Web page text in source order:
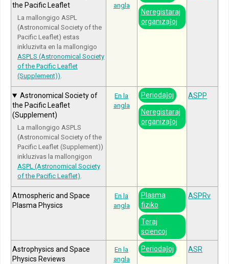
the Pacific Leaflet
La mallongigo ASPL
(Astronomical Society of the
Pacific Leaflet) estas
inkluzivita en la mallongigo
ASPLS (Astronomical Society
of the Pacific Leaflet
(Supplement))
angla
Neregistaraj
organizaĵoj
Astronomical Society of
the Pacific Leaflet
(Supplement)
La mallongigo ASPLS
(Astronomical Society of the
Pacific Leaflet (Supplement))
inkluzivas la mallongigon
ASPL (Astronomical Society
of the Pacific Leaflet).
En la
angla
Periodaĵoj
Neregistaraj
organizaĵoj
ASPP
Atmospheric and Space
Plasma Physics
En la
angla
Plasma
fiziko
Teraj
sciencoj
ASPRv
Astrophysics and Space
Physics Reviews
En la
angla
Periodaĵoj ASR